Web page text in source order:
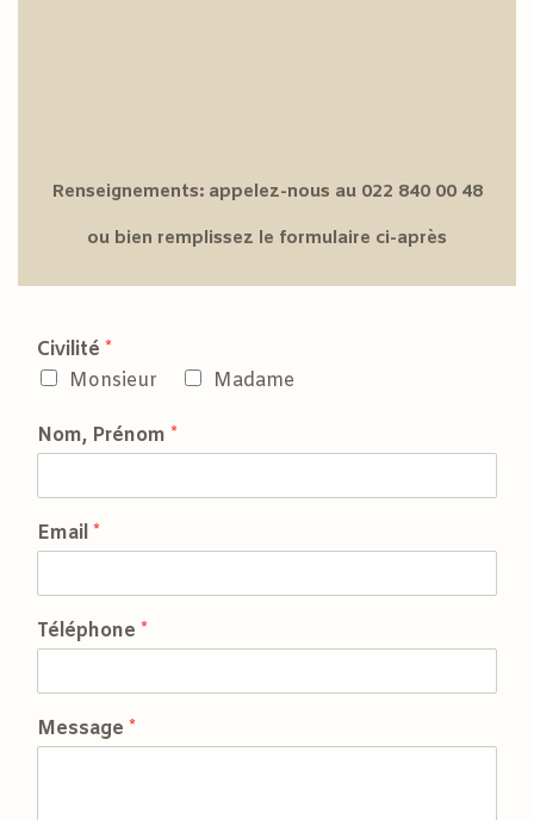
Renseignements: appelez-nous au 022 840 00 48
ou bien remplissez le formulaire ci-après
Civilité *
Monsieur
Madame
Nom, Prénom *
Email *
Téléphone *
Message *